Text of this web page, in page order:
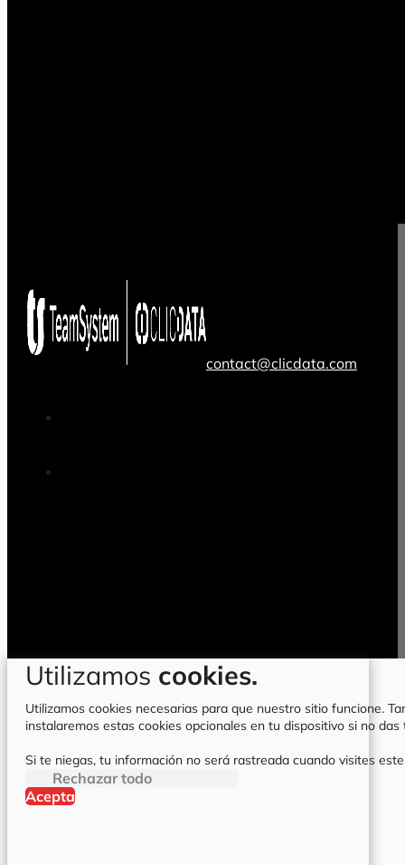
contact@clicdata.com
Utilizamos cookies.
Utilizamos cookies necesarias para que nuestro sitio funcione.
instalaremos estas cookies opcionales en tu dispositivo si no
Si te niegas, tu información no será rastreada cuando visites
Rechazar todo
Acepta